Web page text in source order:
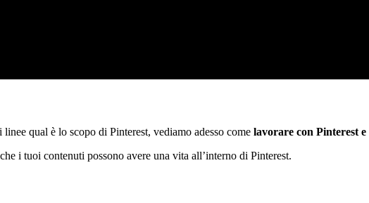
qual è lo scopo di Pinterest, vediamo adesso come lavorare con Pinterest e
i tuoi contenuti possono avere una vita all’interno di Pinterest.